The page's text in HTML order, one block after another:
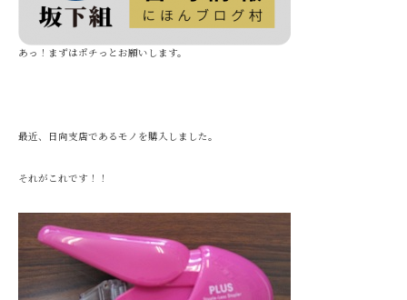
あっ！まずはポチっとお願いします。
最近、日向支店であるモノを購入しました。
それがこれです！！